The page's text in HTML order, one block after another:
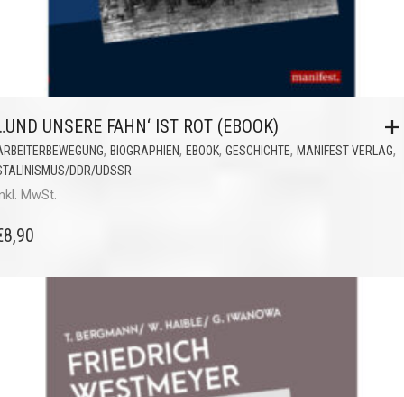
UNSERE FAHN‘ IST ROT (EBOOK)
, BIOGRAPHIEN, EBOOK, GESCHICHTE, MANIFEST VERLAG,
DDR/UDSSR
MwSt.
8,90